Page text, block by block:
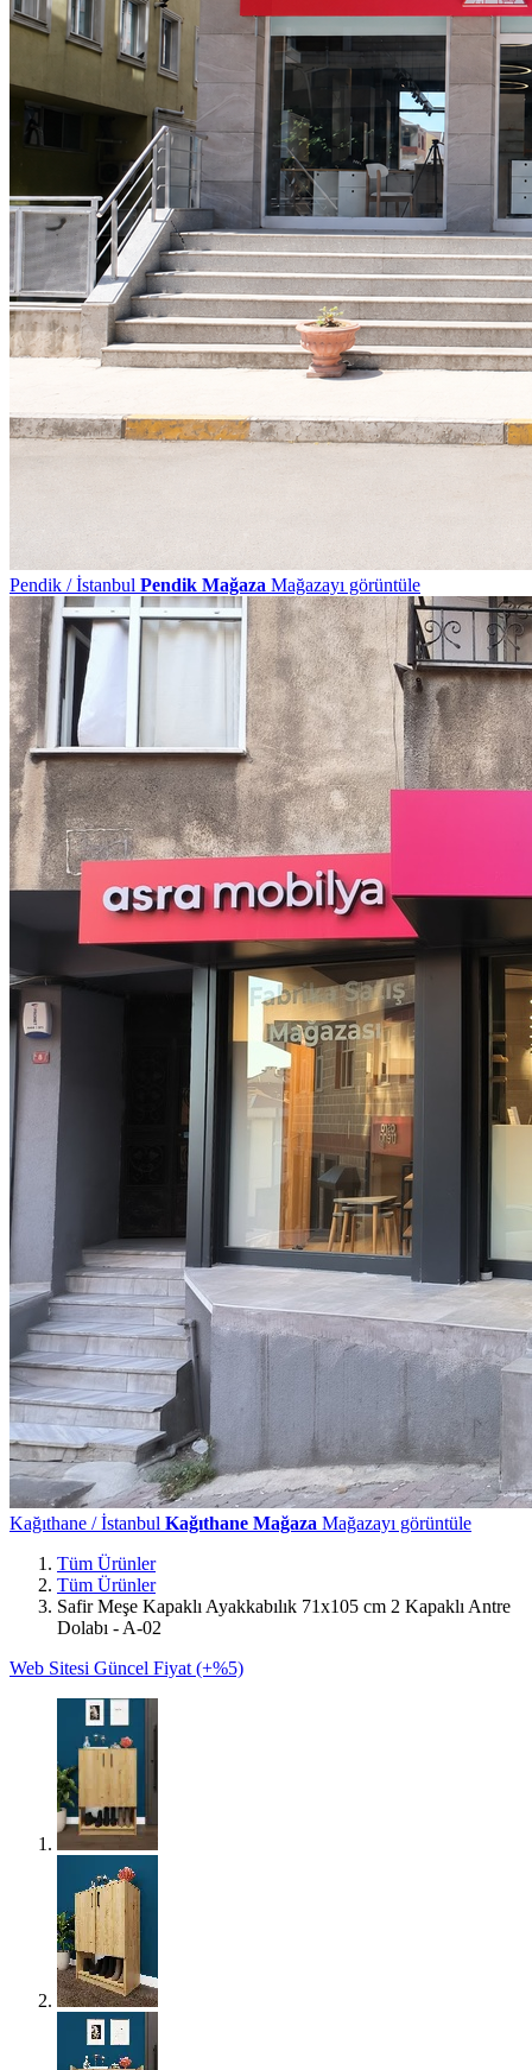
Pendik / İstanbul Pendik Mağaza Mağazayı görüntüle
Kağıthane / İstanbul Kağıthane Mağaza Mağazayı görüntüle
Tüm Ürünler
Tüm Ürünler
Safir Meşe Kapaklı Ayakkabılık 71x105 cm 2 Kapaklı Antre
Dolabı - A-02
Web Sitesi Güncel Fiyat (+%5)